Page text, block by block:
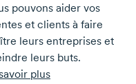
pouvons aider vos
et clients à faire
leurs entreprises et
leurs buts.
plus